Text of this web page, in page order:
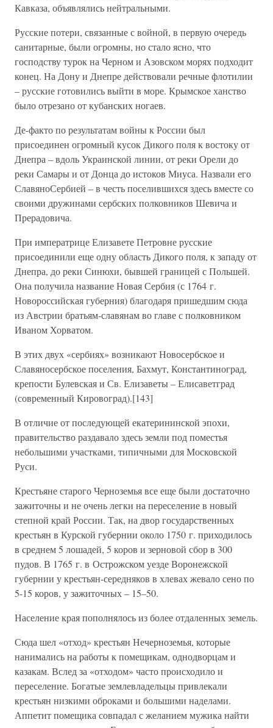
Кавказа, объявлялись нейтральными.
Русские потери, связанные с войной, в первую очередь
санитарные, были огромны, но стало ясно, что
господству турок на Черном и Азовском морях подходит
конец. На Дону и Днепре действовали речные флотилии
– русские готовились выйти в море. Крымское ханство
было отрезано от кубанских ногаев.
Де-факто по результатам войны к России был
присоединен огромный кусок Дикого поля к востоку от
Днепра – вдоль Украинской линии, от реки Орели до
реки Самары и от Донца до истоков Миуса. Назвали его
СлавяноСербией – в честь поселившихся здесь вместе со
своими дружинами сербских полковников Шевича и
Прерадовича.
При императрице Елизавете Петровне русские
присоединили еще одну область Дикого поля, к западу от
Днепра, до реки Синюхи, бывшей границей с Польшей.
Она получила название Новая Сербия (с 1764 г.
Новороссийская губерния) благодаря пришедшим сюда
из Австрии братьям-славянам во главе с полковником
Иваном Хорватом.
В этих двух «сербиях» возникают Новосербское и
Славяносербское поселения, Бахмут, Константиноград,
крепости Булевская и Св. Елизаветы – Елисаветград
(современный Кировоград).[143]
В отличие от последующей екатерининской эпохи,
правительство раздавало здесь земли под поместья
небольшими участками, типичными для Московской
Руси.
Крестьяне старого Черноземья все еще были достаточно
зажиточны и не очень легки на переселение в новый
степной край России. Так, на двор государственных
крестьян в Курской губернии около 1750 г. приходилось
в среднем 5 лошадей, 5 коров и зерновой сбор в 300
пудов. В 1765 г. в Острожском уезде Воронежской
губернии у крестьян-середняков в хлевах жевало сено по
5-15 коров, у зажиточных – 15–50.
Население края пополнялось из более отдаленных земель.
Сюда шел «отход» крестьян Нечерноземья, которые
нанимались на работы к помещикам, однодворцам и
казакам. Вслед за «отходом» часто происходило и
переселение. Богатые землевладельцы привлекали
крестьян низкими оброками и большими наделами.
Аппетит помещика совпадал с желанием мужика найти